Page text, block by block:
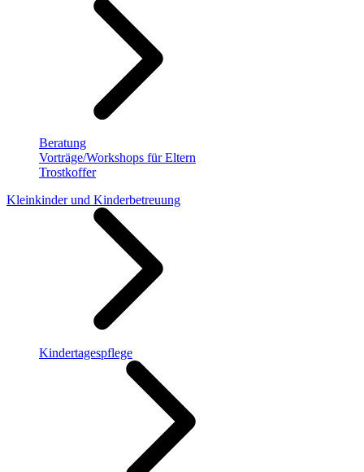
Beratung
Vorträge/Workshops für Eltern
Trostkoffer
Kleinkinder und Kinderbetreuung
Kindertagespflege